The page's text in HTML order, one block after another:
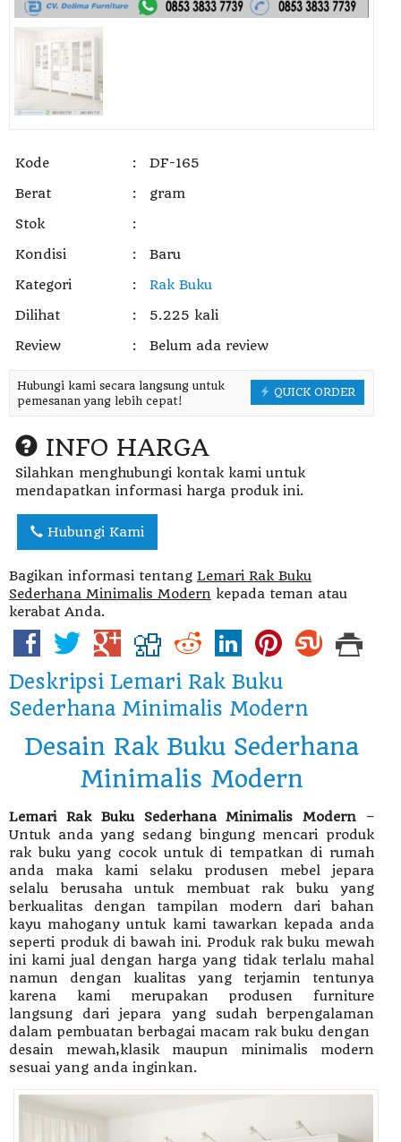
Kode :
DF-165
Berat
:
gram
Stok
:
Kondisi
:
Baru
Kategori
:
Rak Buku
Dilihat
:
5.225 kali
Review
: Belum ada review
QUICK ORDER
Hubungi kami secara langsung untuk
pemesanan yang lebih cepat!
INFO HARGA
Silahkan menghubungi kontak kami untuk
mendapatkan informasi harga produk ini.
Hubungi Kami
Bagikan informasi tentang Lemari Rak Buku
Sederhana Minimalis Modern kepada teman atau
kerabat Anda.
Deskripsi Lemari Rak Buku
Sederhana Minimalis Modern
Desain Rak Buku Sederhana
Minimalis Modern
Lemari Rak Buku Sederhana Minimalis Modern –
Untuk anda yang sedang bingung mencari produk
rak buku yang cocok untuk di tempatkan di rumah
anda maka kami selaku produsen mebel jepara
selalu berusaha untuk membuat rak buku yang
berkualitas dengan tampilan modern dari bahan
kayu mahogany untuk kami tawarkan kepada anda
seperti produk di bawah ini. Produk rak buku mewah
ini kami jual dengan harga yang tidak terlalu mahal
namun dengan kualitas yang terjamin tentunya
karena kami merupakan produsen furniture
langsung dari jepara yang sudah berpengalaman
dalam pembuatan berbagai macam rak buku dengan
desain mewah,klasik maupun minimalis modern
sesuai yang anda inginkan.